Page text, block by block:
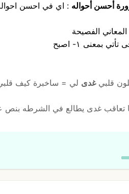
أحسن أحواله : اي في احسن
الفصيحة
بمعنى ١- اصبح
قلبيغدى لي = ساخبرة كيف
تعاقب غدى يطالع في الشرطه بنص